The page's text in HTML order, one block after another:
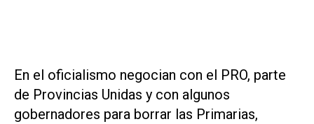
En el oficialismo negocian con el PRO, parte
de Provincias Unidas y con algunos
gobernadores para borrar las Primarias,